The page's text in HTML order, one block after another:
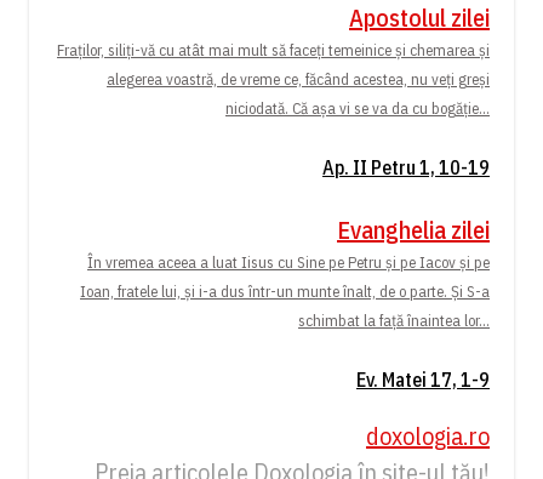
Apostolul zilei
Fraților, siliți-vă cu atât mai mult să faceți temeinice și chemarea și
alegerea voastră, de vreme ce, făcând acestea, nu veți greși
niciodată. Că așa vi se va da cu bogăție...
Ap. II Petru 1, 10-19
Evanghelia zilei
În vremea aceea a luat Iisus cu Sine pe Petru și pe Iacov și pe
Ioan, fratele lui, și i-a dus într-un munte înalt, de o parte. Și S-a
schimbat la față înaintea lor...
Ev. Matei 17, 1-9
doxologia.ro
Preia articolele Doxologia în site-ul tău!